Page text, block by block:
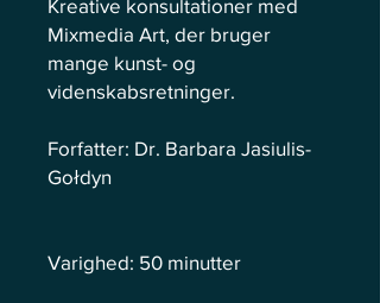
Kreative konsultationer med
Mixmedia Art, der bruger
mange kunst- og
videnskabsretninger.
Forfatter: Dr. Barbara Jasiulis-
Gołdyn
Varighed: 50 minutter